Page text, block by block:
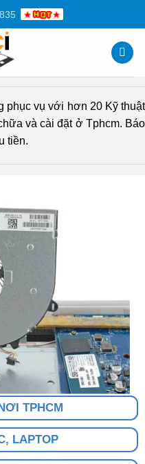
phục vụ với hơn 20 Kỹ thuật
và cài đặt ở Tphcm. Báo
tiền.
TPHCM
LAPTOP